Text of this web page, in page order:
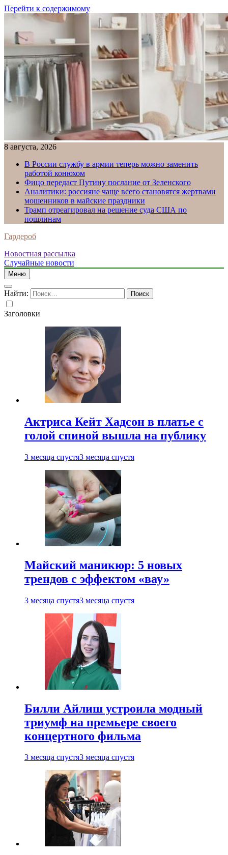
Перейти к содержимому
8 августа, 2026
В России службу в армии теперь можно заменить
работой конюхом
Фицо передаст Путину послание от Зеленского
Аналитики: россияне чаще всего становятся жертвами
мошенников в майские праздники
Трамп отреагировал на решение суда США по
пошлинам
Гардероб
Новостная рассылка
Случайные новости
Меню
Найти:
Заголовки
Актриса Кейт Хадсон в платье с
голой спиной вышла на публику
3 месяца спустя3 месяца спустя
Майский маникюр: 5 новых
трендов с эффектом «вау»
3 месяца спустя3 месяца спустя
Билли Айлиш устроила модный
триумф на премьере своего
концертного фильма
3 месяца спустя3 месяца спустя